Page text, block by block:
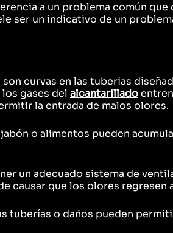
a un problema común
ser un indicativo de un
curvas en las tuberías
gases del alcantarillado
la entrada de malos olores.
o alimentos pueden
un adecuado sistema de
causar que los olores regresen
tuberías o daños pueden